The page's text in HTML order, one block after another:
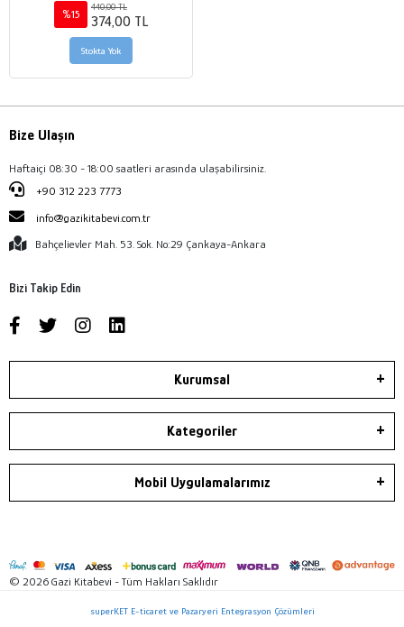
%15
440,00 TL
374,00 TL
Stokta Yok
Bize Ulaşın
Haftaiçi 08:30 - 18:00 saatleri arasında ulaşabilirsiniz.
+90 312 223 7773
info@gazikitabevi.com.tr
Bahçelievler Mah. 53. Sok. No:29 Çankaya-Ankara
Bizi Takip Edin
Kurumsal
Kategoriler
Mobil Uygulamalarımız
© 2026 Gazi Kitabevi - Tüm Hakları Saklıdır
superKET E-ticaret ve Pazaryeri Entegrasyon Çözümleri